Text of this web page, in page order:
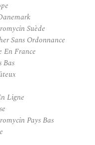
Suède
Sans Ordonnance
En France
Bas
Ligne
Pays Bas